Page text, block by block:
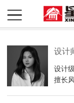
设计
设计
擅长